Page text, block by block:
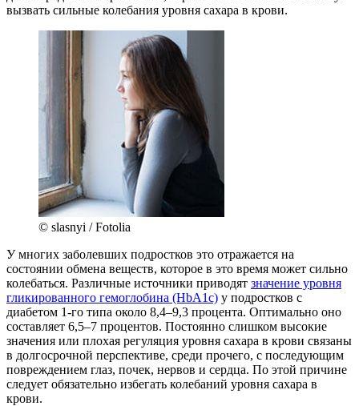
вызвать сильные колебания уровня сахара в крови.
© slasnyi / Fotolia
У многих заболевших подростков это отражается на
состоянии обмена веществ, которое в это время может сильно
колебаться. Различные источники приводят значение уровня
гликированного гемоглобина (HbA1c) у подростков с
диабетом 1-го типа около 8,4–9,3 процента. Оптимально оно
составляет 6,5–7 процентов. Постоянно слишком высокие
значения или плохая регуляция уровня сахара в крови связаны
в долгосрочной перспективе, среди прочего, с последующим
повреждением глаз, почек, нервов и сердца. По этой причине
следует обязательно избегать колебаний уровня сахара в
крови.